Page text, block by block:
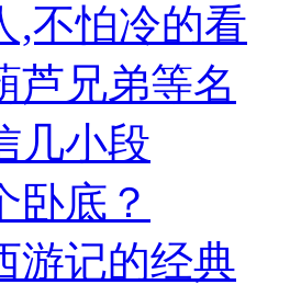
,不怕冷的看
芦兄弟等名
几小段
卧底？
游记的经典